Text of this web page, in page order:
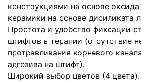
конструкциями на основе
керамики на основе дисиликата
Простота и удобство фиксации
штифтов в терапии (отсутствие
протравливания корневого
адгезива на штифт).
Широкий выбор цветов (4 цвета).